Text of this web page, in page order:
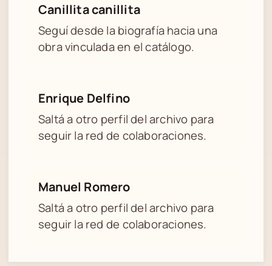
Canillita canillita
Seguí desde la biografía hacia una
obra vinculada en el catálogo.
Enrique Delfino
Saltá a otro perfil del archivo para
seguir la red de colaboraciones.
Manuel Romero
Saltá a otro perfil del archivo para
seguir la red de colaboraciones.